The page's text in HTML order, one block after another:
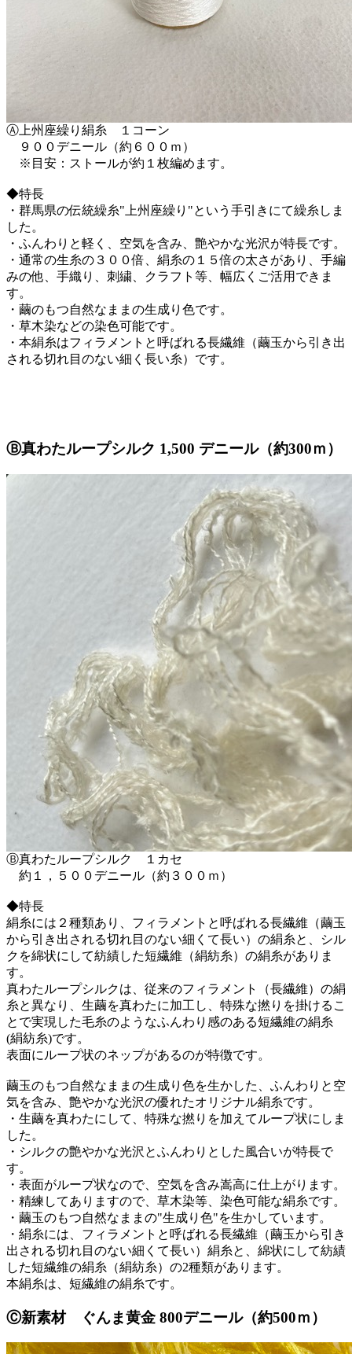
Ⓐ上州座繰り絹糸 １コーン
９００デニール（約６００ｍ）
※目安：ストールが約１枚編めます。
◆特長
・群馬県の伝統繰糸"上州座繰り"という手引きにて繰糸しま
した。
・ふんわりと軽く、空気を含み、艶やかな光沢が特長です。
・通常の生糸の３００倍、絹糸の１５倍の太さがあり、手編
みの他、手織り、刺繍、クラフト等、幅広くご活用できま
す。
・繭のもつ自然なままの生成り色です。
・草木染などの染色可能です。
・本絹糸はフィラメントと呼ばれる長繊維（繭玉から引き出
される切れ目のない細く長い糸）です。
Ⓑ真わたループシルク 1,500 デニール（約300ｍ）
Ⓑ真わたループシルク １カセ
約１，５００デニール（約３００ｍ）
◆特長
絹糸には２種類あり、フィラメントと呼ばれる長繊維（繭玉
から引き出される切れ目のない細くて長い）の絹糸と、シル
クを綿状にして紡績した短繊維（絹紡糸）の絹糸がありま
す。
真わたループシルクは、従来のフィラメント（長繊維）の絹
糸と異なり、生繭を真わたに加工し、特殊な撚りを掛けるこ
とで実現した毛糸のようなふんわり感のある短繊維の絹糸
(絹紡糸)です。
表面にループ状のネップがあるのが特徴です。
繭玉のもつ自然なままの生成り色を生かした、ふんわりと空
気を含み、艶やかな光沢の優れたオリジナル絹糸です。
・生繭を真わたにして、特殊な撚りを加えてループ状にしま
した。
・シルクの艶やかな光沢とふんわりとした風合いが特長で
す。
・表面がループ状なので、空気を含み嵩高に仕上がります。
・精練してありますので、草木染等、染色可能な絹糸です。
・繭玉のもつ自然なままの"生成り色"を生かしています。
・絹糸には、フィラメントと呼ばれる長繊維（繭玉から引き
出される切れ目のない細くて長い）絹糸と、綿状にして紡績
した短繊維の絹糸（絹紡糸）の2種類があります。
本絹糸は、短繊維の絹糸です。
Ⓒ新素材 ぐんま黄金 800デニール（約500ｍ）